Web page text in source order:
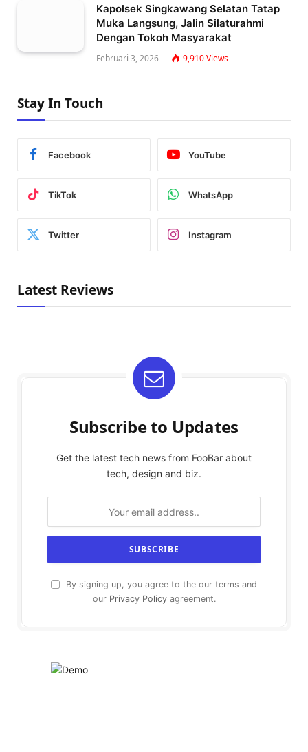
Kapolsek Singkawang Selatan Tatap
Muka Langsung, Jalin Silaturahmi
Dengan Tokoh Masyarakat
Februari 3, 2026 9,910Views
Stay In Touch
Facebook YouTube
TikTok WhatsApp
Twitter Instagram
Latest Reviews
Subscribe to Updates
Get the latest tech news from FooBar about
tech, design and biz.
By signing up, you agree to the our terms and
our Privacy Policyagreement.